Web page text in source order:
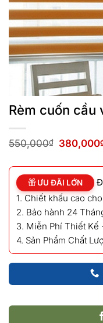
Rèm cuốn cầu
550,000₫
Giá
550,000₫.
380,000
ƯU ĐÃI LỚN
1. Chiết khấu cao
2. Bảo hành 24
3. Miễn Phí Thiết Kế
4. Sản Phẩm Chất